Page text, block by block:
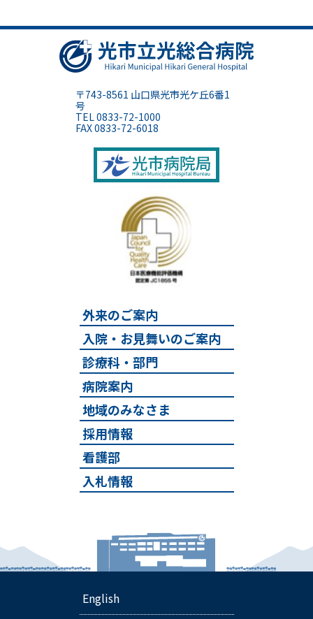
〒743-8561 山口県光市光ケ丘6番1
号
TEL 0833-72-1000
FAX 0833-72-6018
外来のご案内
入院・お見舞いのご案内
診療科・部門
病院案内
地域のみなさま
採用情報
看護部
入札情報
English